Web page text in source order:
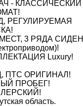
- КЛАССИЧЕСКИЙ
РЕГУЛИРУЕМАЯ
3 РЯДА
Luxury!
ПТС ОРИГИНАЛ!
ПРОБЕГ!
область.